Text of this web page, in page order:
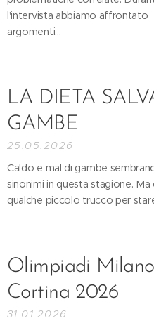
l'intervista abbiamo affrontato
argomenti...
LA DIETA
GAMBE
25.05.2026
Caldo e mal di gambe
sinonimi in questa stagione. Ma
qualche piccolo trucco per
Olimpiadi
Cortina 2026
31.01.2026